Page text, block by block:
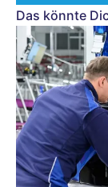
Das könnte